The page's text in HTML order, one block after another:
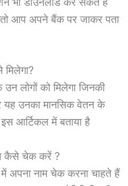
आप अपने बैंक पर जाकर पता
लोगों को मिलेगा जिनकी
यह उनका मानसिक वेतन के
आर्टिकल में बताया है
कैसे चेक करें ?
अपना नाम चेक करना चाहते हैं